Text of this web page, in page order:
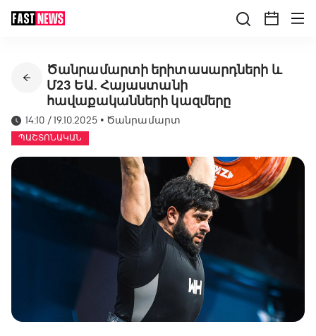
Ծանրամարտի երիտասարդների և
Մ23 ԵԱ. Հայաստանի
հավաքականների կազմերը
14:10 / 19.10.2025 • Ծանրամարտ
ՊԱՇՏՈՆԱԿԱՆ